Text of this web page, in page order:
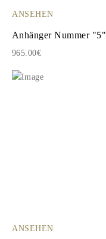
ANSEHEN
Anhänger Nummer "5"
965.00€
ANSEHEN